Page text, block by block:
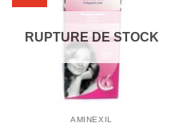
RUPTURE DE STOCK
AMINEXIL